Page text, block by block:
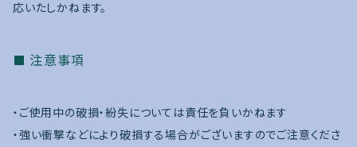
応いたしかねます。
注意事項
・ご使用中の破損・紛失については責任を負いかねます
・強い衝撃などにより破損する場合がございますのでご注意くださ